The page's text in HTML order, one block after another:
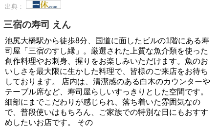
出典：
三宿の寿司 えん
池尻大橋駅から徒歩8分、国道に面したビルの1階にある寿
司屋「三宿のすし縁」。厳選された上質な魚介類を使った
創作料理やお刺身、握りをお楽しみいただけます。魚のお
いしさを最大限に生かした料理で、皆様のご来店をお待ち
しております。 店内は、清潔感のある白木のカウンターや
テーブル席など、寿司屋らしいすっきりとした空間です。
細部にまでこだわりが感じられ、落ち着いた雰囲気なの
で、普段使いはもちろん、ご家族での特別な日にもおすす
めしたいお店です。 その